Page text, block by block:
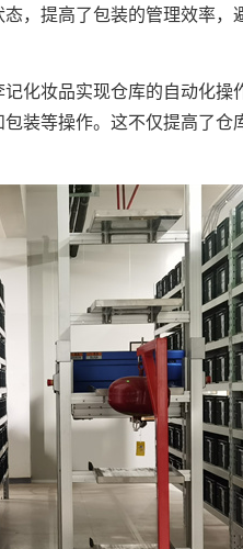
，提高了包装的管理效率，
妆品实现仓库的自动化操
装等操作。这不仅提高了仓